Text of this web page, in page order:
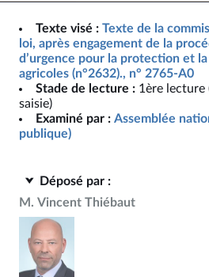
Texte visé : Texte de la
loi, après engagement de la
d’urgence pour la protection et
agricoles (n°2632)., n° 2765-A0
Stade de lecture : 1ère lecture
saisie)
Examiné par : Assemblée
publique)
Déposé par :
M. Vincent Thiébaut